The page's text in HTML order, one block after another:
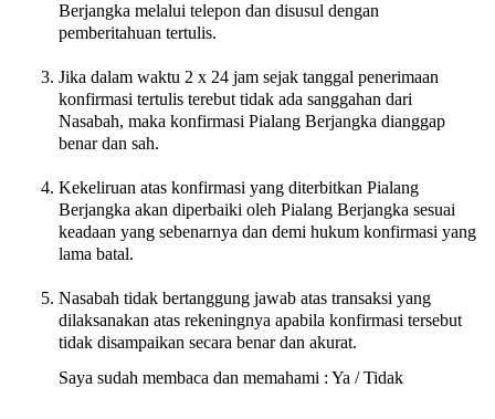
Berjangka melalui telepon dan disusul dengan
pemberitahuan tertulis.
Jika dalam waktu 2 x 24 jam sejak tanggal penerimaan
konfirmasi tertulis terebut tidak ada sanggahan dari
Nasabah, maka konfirmasi Pialang Berjangka dianggap
benar dan sah.
Kekeliruan atas konfirmasi yang diterbitkan Pialang
Berjangka akan diperbaiki oleh Pialang Berjangka sesuai
keadaan yang sebenarnya dan demi hukum konfirmasi yang
lama batal.
Nasabah tidak bertanggung jawab atas transaksi yang
dilaksanakan atas rekeningnya apabila konfirmasi tersebut
tidak disampaikan secara benar dan akurat.
Saya sudah membaca dan memahami : Ya / Tidak